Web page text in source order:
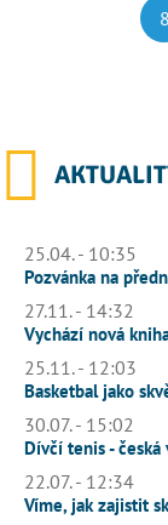
8
25.04. - 10:35
Pozvánka na
27.11. - 14:32
Vychází nová
25.11. - 12:03
Basketbal jako
30.07. - 15:02
Dívčí tenis -
22.07. - 12:34
Víme, jak zajistit